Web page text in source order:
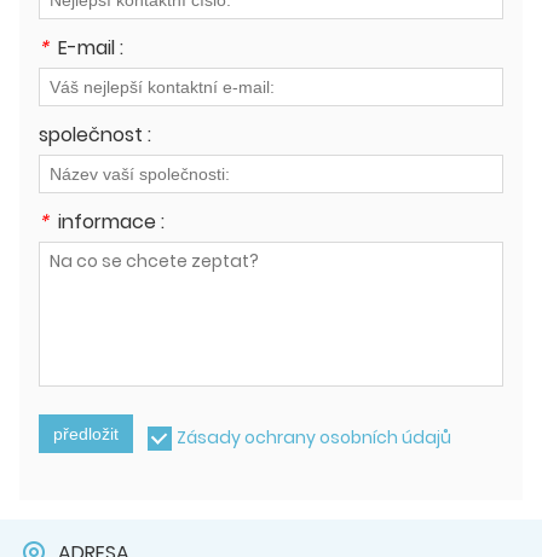
* E-mail :
společnost :
* informace :
předložit Zásady ochrany osobních údajů